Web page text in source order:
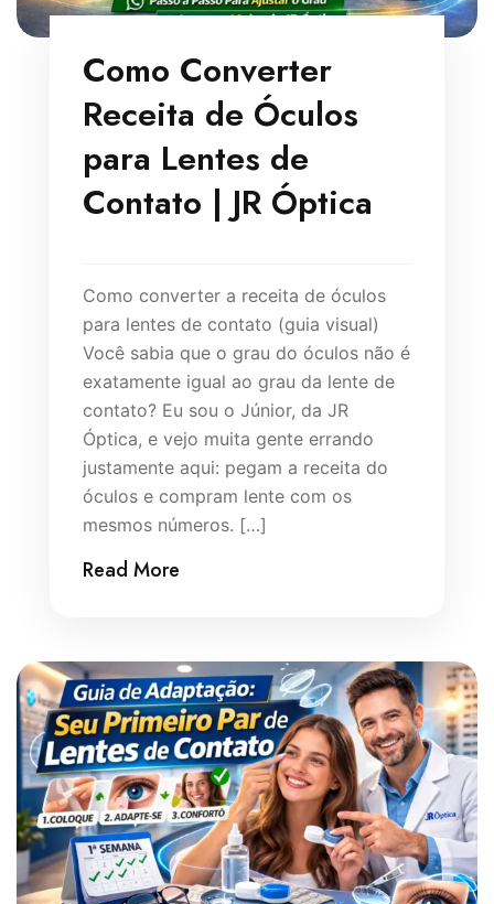
Como Converter
Receita de Óculos
para Lentes de
Contato | JR Óptica
Como converter a receita de óculos
para lentes de contato (guia visual)
Você sabia que o grau do óculos não é
exatamente igual ao grau da lente de
contato? Eu sou o Júnior, da JR
Óptica, e vejo muita gente errando
justamente aqui: pegam a receita do
óculos e compram lente com os
mesmos números. […]
Read More